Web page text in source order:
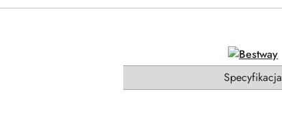
Specyfikacja